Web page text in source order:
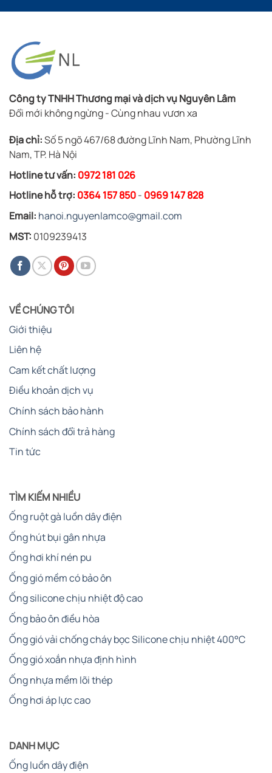
Công ty TNHH Thương mại và dịch vụ Nguyên Lâm
Đổi mới không ngừng - Cùng nhau vươn xa
Địa chỉ:Số 5 ngõ 467/68 đường Lĩnh Nam, Phường Lĩnh
Nam, TP. Hà Nội
Hotline tư vấn: 0972 181 026
Hotline hỗ trợ: 0364 157 850- 0969 147 828
Email: hanoi.nguyenlamco@gmail.com
MST: 0109239413
VỀ CHÚNG TÔI
Giới thiệu
Liên hệ
Cam kết chất lượng
Điều khoản dịch vụ
Chính sách bảo hành
Chính sách đổi trả hàng
Tin tức
TÌM KIẾM NHIỀU
Ống ruột gà luồn dây điện
Ống hút bụi gân nhựa
Ống hơi khí nén pu
Ống gió mềm có bảo ôn
Ống silicone chịu nhiệt độ cao
Ống bảo ôn điều hòa
Ống gió vải chống cháy bọc Silicone chịu nhiệt 400°C
Ống gió xoắn nhựa định hình
Ống nhựa mềm lõi thép
Ống hơi áp lực cao
DANH MỤC
Ống luồn dây điện